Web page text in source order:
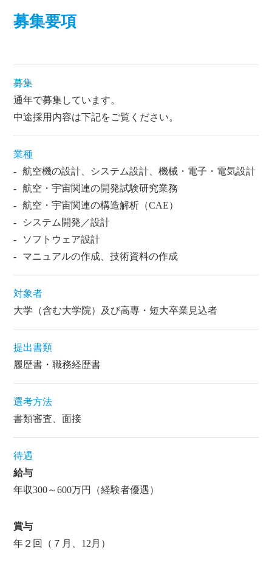
募集要項
募集
通年で募集しています。
中途採用内容は下記をご覧ください。
業種
航空機の設計、システム設計、機械・電子・電気設計
航空・宇宙関連の開発試験研究業務
航空・宇宙関連の構造解析（CAE）
システム開発／設計
ソフトウェア設計
マニュアルの作成、技術資料の作成
対象者
大学（含む大学院）及び高専・短大卒業見込者
提出書類
履歴書・職務経歴書
選考方法
書類審査、面接
待遇
給与
年収300～600万円（経験者優遇）
賞与
年２回（７月、12月）